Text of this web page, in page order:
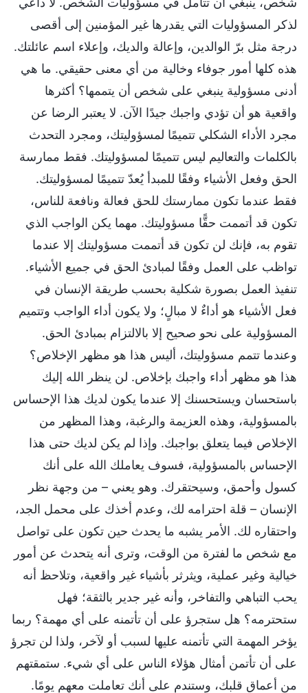
لذكر المسؤوليات التي يقدرها غير المؤمنين إلى أقصى
درجة مثل برّ الوالدين، وإعالة والديك، وإعلاء اسم عائلتك.
هذه كلها أمور جوفاء وخالية من أي معنى حقيقي. ما هي
أدنى مسؤولية ينبغي على شخص أن يتممها؟ أكثرها
واقعية هو أن تؤدي واجبك جيدًا الآن. لا يعتبر الرضا عن
مجرد الأداء الشكلي تتميمًا لمسؤوليتك، ومجرد التحدث
بالكلمات والتعاليم ليس تتميمًا لمسؤوليتك. فقط ممارسة
الحق وفعل الأشياء وفقًا للمبدأ يُعدّ تتميمًا لمسؤوليتك.
فقط عندما تكون ممارستك للحق فعالة ونافعة للناس،
تكون قد أتممت حقًّا مسؤوليتك. مهما يكن الواجب الذي
تقوم به، فإنك لن تكون قد أتممت مسؤوليتك إلا عندما
تواظب على العمل وفقًا لمبادئ الحق في جميع الأشياء.
تنفيذ العمل بصورة شكلية بحسب طريقة الإنسان في
فعل الأشياء هو أداءٌ لا مبالٍ؛ ولا يكون أداء الواجب وتتميم
المسؤولية على نحو صحيح إلا بالالتزام بمبادئ الحق.
وعندما تتمم مسؤوليتك، أليس هذا هو مظهر الإخلاص؟
هذا هو مظهر أداء واجبك بإخلاص. لن ينظر الله إليك
باستحسان ويستحسنك إلا عندما يكون لديك هذا الإحساس
بالمسؤولية، وهذه العزيمة والرغبة، وهذا المظهر من
الإخلاص فيما يتعلق بواجبك. وإذا لم يكن لديك حتى هذا
الإحساس بالمسؤولية، فسوف يعاملك الله على أنك
كسول وأحمق، وسيحتقرك. وهو يعني – من وجهة نظر
الإنسان – قلة احترامه لك، وعدم أخذك على محمل الجد،
واحتقاره لك. الأمر يشبه ما يحدث حين تكون على تواصل
مع شخص ما لفترة من الوقت، وترى أنه يتحدث عن أمور
خيالية وغير عملية، ويثرثر بأشياء غير واقعية، وتلاحظ أنه
يحب التباهي والتفاخر، وأنه غير جدير بالثقة؛ فهل
ستحترمه؟ هل ستجرؤ على أن تأتمنه على أي مهمة؟ ربما
يؤخر المهمة التي تأتمنه عليها لسبب أو لآخر، ولذا لن تجرؤ
على أن تأتمن أمثال هؤلاء الناس على أي شيء. ستمقتهم
من أعماق قلبك، وستندم على أنك تعاملت معهم يومًا.